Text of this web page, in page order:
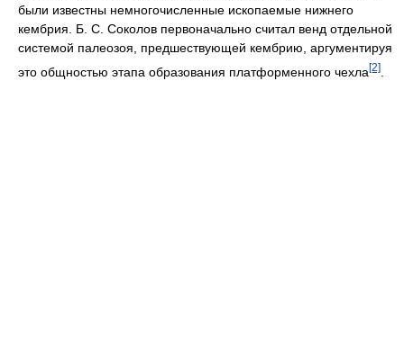
были известны немногочисленные ископаемые нижнего
кембрия. Б. С. Соколов первоначально считал венд отдельной
системой палеозоя, предшествующей кембрию, аргументируя
это общностью этапа образования платформенного чехла [2]